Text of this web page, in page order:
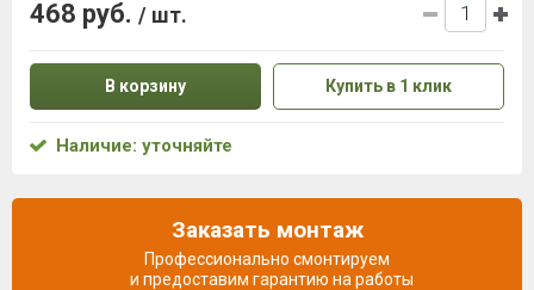
468 руб. / шт.
В корзину Купить в 1 клик
Наличие: уточняйте
Заказать монтаж
Профессионально смонтируем
и предоставим гарантию на работы